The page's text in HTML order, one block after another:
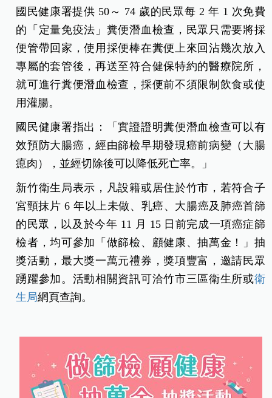
國民健康署提供 50～ 74 歲的民眾每 2 年 1 次免費
的「定量免疫法」糞便潛血檢查，民眾只需要將採
便管帶回家，使用採便棒在糞便上來回沾幾次放入
專屬的套管後，再送至符合健保特約的醫療院所，
就可進行糞便潛血檢查，採便前不須限制飲食或使
用灌腸。
國民健康署指出：「實證證明糞便潛血檢查可以有
效預防大腸癌，經由篩檢早期發現癌前病變（大腸
瘜肉），並經切除後可以降低死亡率。」
新竹衛生局表示，凡設籍或居住於竹市，若符合子
宮頸抹片 6 年以上未做、乳癌、大腸癌及肺癌首篩
的民眾，以及於今年 11 月 15 日前完成一項癌症篩
檢者，均可參加「做篩檢、顧健康、抽萬金！」抽
獎活動，最大獎一萬元禮券，獎項豐富，邀請民眾
踴躍參加。活動相關資訊可洽竹市三區衛生所或衛
生局網頁查詢。